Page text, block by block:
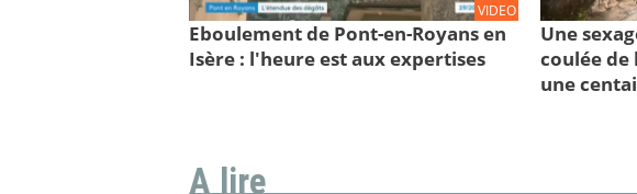
VIDEO
Eboulement de Pont-en-Royans en
Isère : l'heure est aux expertises
Une
coulée de
une
A lire